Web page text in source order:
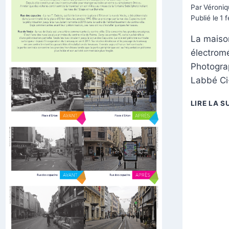
Par
Publié le 1
La
Labbé
LIRE LA